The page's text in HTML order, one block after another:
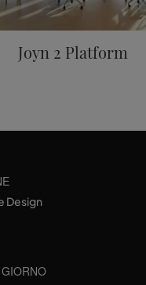
Joyn 2 Platform
Design